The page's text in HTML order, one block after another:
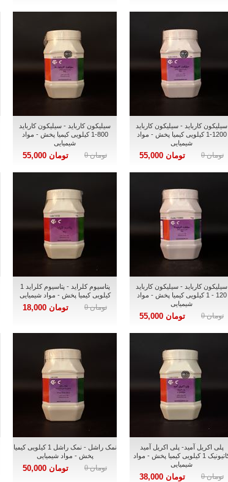
سیلیکون کارباید - سیلیکون کارباید
1200-1 کیلویی کیمیا پخش - مواد
شیمیایی
تومان 0 تومان 55,000
سیلیکون کارباید - سیلیکون کارباید
800-1 کیلویی کیمیا پخش - مواد
شیمیایی
تومان 0 تومان 55,000
سیلیکون کارباید - سیلیکون کارباید
120 - 1 کیلویی کیمیا پخش - مواد
شیمیایی
تومان 0 تومان 55,000
پتاسیوم کلراید - پتاسیوم کلراید 1
کیلویی کیمیا پخش - مواد شیمیایی
تومان 0 تومان 18,000
پلی اکریل آمید- پلی اکریل آمید
کاتیونیک 1 کیلویی کیمیا پخش - مواد
شیمیایی
تومان 0 تومان 38,000
نمک راشل - نمک راشل 1 کیلویی کیمیا
پخش - مواد شیمیایی
تومان 0 تومان 50,000